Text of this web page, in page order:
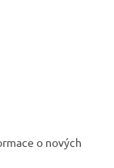
o nových